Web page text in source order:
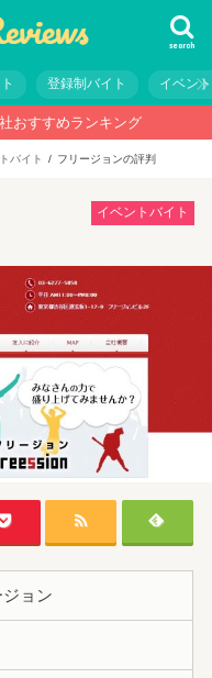
search
登録制バイト イベン
おすすめランキング
バイト フリージョンの評判
イベントバイト
ョン